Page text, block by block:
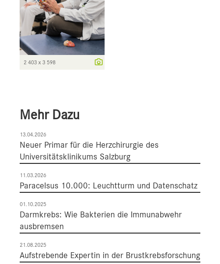
2 403 x 3 598
Mehr Dazu
13.04.2026
Neuer Primar für die Herzchirurgie des
Universitätsklinikums Salzburg
11.03.2026
Paracelsus 10.000: Leuchtturm und Datenschatz
01.10.2025
Darmkrebs: Wie Bakterien die Immunabwehr
ausbremsen
21.08.2025
Aufstrebende Expertin in der Brustkrebsforschung